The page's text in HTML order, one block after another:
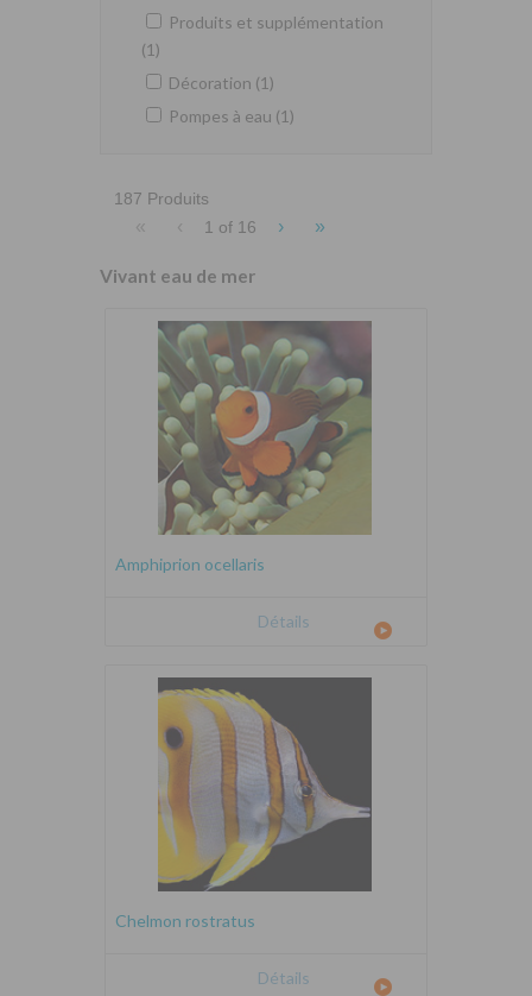
Produits et supplémentation
(1)
Décoration (1)
Pompes à eau (1)
187 Produits
« ‹ 1 of 16 › »
Vivant eau de mer
Amphiprion ocellaris
Détails
Chelmon rostratus
Détails